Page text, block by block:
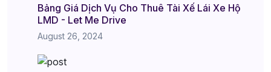
Bảng Giá Dịch Vụ Cho Thuê Tài Xế Lái Xe Hộ
LMD - Let Me Drive
August 26, 2024